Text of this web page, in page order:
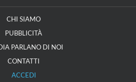
CHI SIAMO
PUBBLICITÀ
PARLANO DI NOI
CONTATTI
ACCEDI